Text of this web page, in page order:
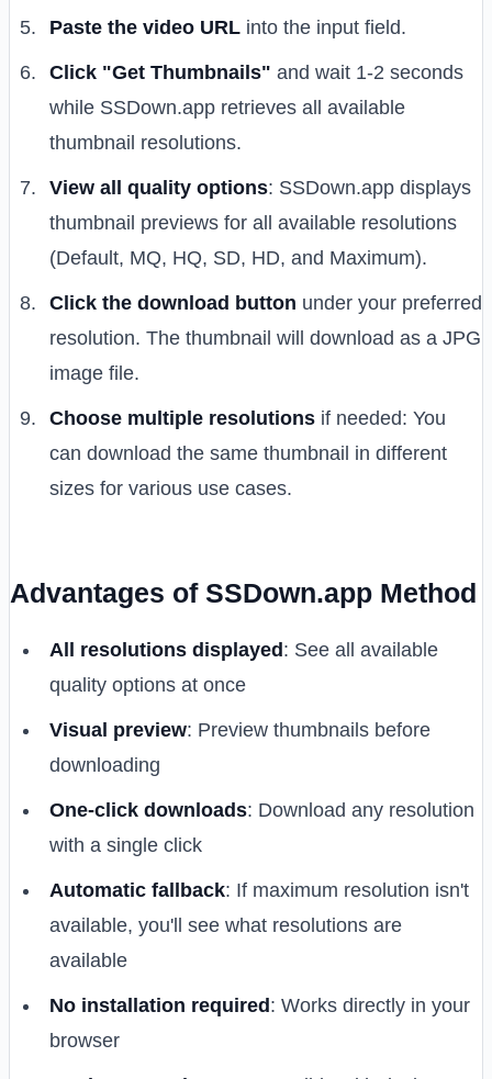
Paste the video URL into the input field.
Click "Get Thumbnails" and wait 1-2 seconds
while SSDown.app retrieves all available
thumbnail resolutions.
View all quality options: SSDown.app displays
thumbnail previews for all available resolutions
(Default, MQ, HQ, SD, HD, and Maximum).
Click the download button under your preferred
resolution. The thumbnail will download as a JPG
image file.
Choose multiple resolutions if needed: You
can download the same thumbnail in different
sizes for various use cases.
Advantages of SSDown.app Method
All resolutions displayed: See all available
quality options at once
Visual preview: Preview thumbnails before
downloading
One-click downloads: Download any resolution
with a single click
Automatic fallback: If maximum resolution isn't
available, you'll see what resolutions are
available
No installation required: Works directly in your
browser